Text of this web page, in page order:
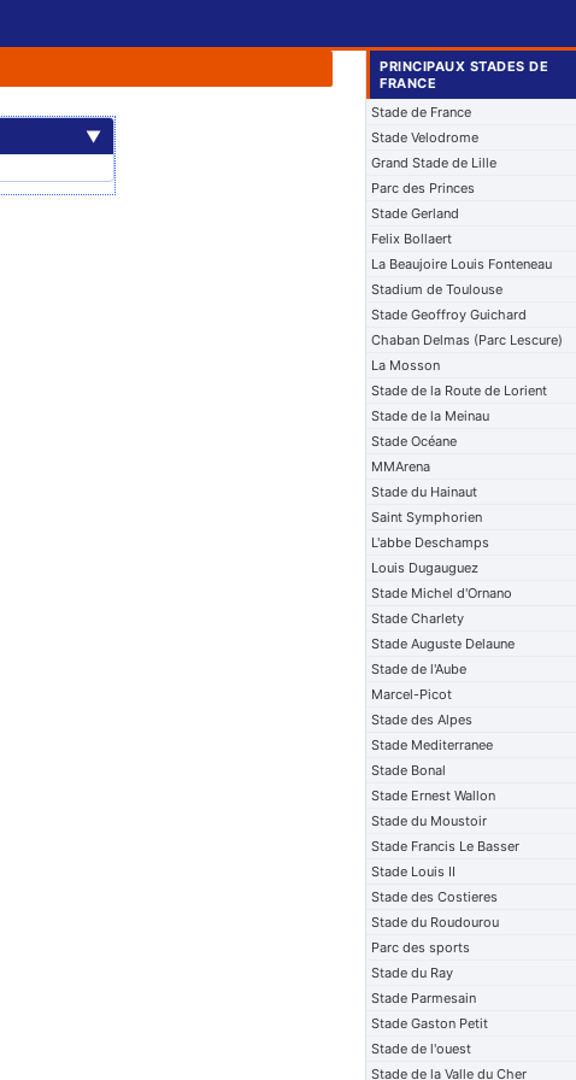
▼
PRINCIPAUX STADES DE
FRANCE
Stade de France
Stade Velodrome
Grand Stade de Lille
Parc des Princes
Stade Gerland
Felix Bollaert
La Beaujoire Louis Fonteneau
Stadium de Toulouse
Stade Geoffroy Guichard
Chaban Delmas (Parc Lescure)
La Mosson
Stade de la Route de Lorient
Stade de la Meinau
Stade Océane
MMArena
Stade du Hainaut
Saint Symphorien
L'abbe Deschamps
Louis Dugauguez
Stade Michel d'Ornano
Stade Charlety
Stade Auguste Delaune
Stade de l'Aube
Marcel-Picot
Stade des Alpes
Stade Mediterranee
Stade Bonal
Stade Ernest Wallon
Stade du Moustoir
Stade Francis Le Basser
Stade Louis II
Stade des Costieres
Stade du Roudourou
Parc des sports
Stade du Ray
Stade Parmesain
Stade Gaston Petit
Stade de l'ouest
Stade de la Valle du Cher